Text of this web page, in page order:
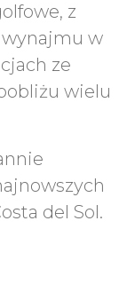
z
wynajmu w
ze
wielu
del Sol.